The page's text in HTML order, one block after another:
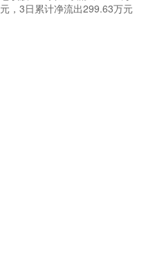
元，3日累计净流出299.63万元